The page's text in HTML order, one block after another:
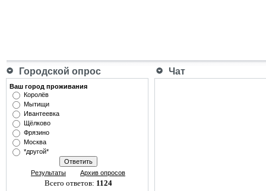
Городской опрос Чат
Ваш город проживания
Королёв
Мытищи
Ивантеевка
Щёлково
Фрязино
Москва
*другой*
Результаты Архив опросов
Всего ответов: 1124